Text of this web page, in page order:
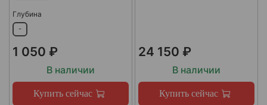
Глубина
-
1 050 ₽
В наличии
Купить сейчас
24 150 ₽
В наличии
Купить сейчас